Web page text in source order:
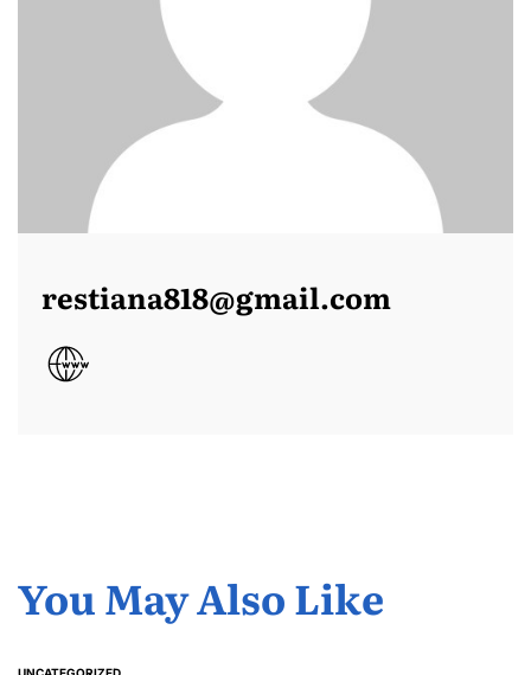
restiana818@gmail.com
You May Also Like